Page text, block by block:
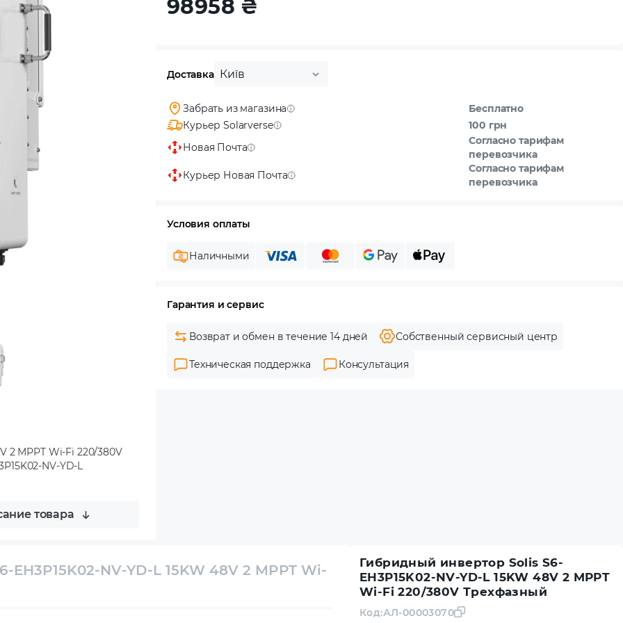
2 MPPT Wi-Fi 220/380V
NV-YD-L
товара
98958 ₴
Доставка Київ
Забрать из магазина
Бесплатно
Курьер Solarverse
100 грн
Новая Почта
Согласно тарифам
перевозчика
Курьер Новая Почта
Согласно тарифам
перевозчика
Условия оплаты
Наличными
Гарантия и сервис
Возврат и обмен в течение 14 дней Собственный сервисный центр
Техническая поддержка Консультация
NV-YD-L 15KW 48V 2 MPPT Wi-
Гибридный инвертор Solis S6-
EH3P15K02-NV-YD-L 15KW 48V 2 MPPT
Wi-Fi 220/380V Трехфазный
Код:АЛ-00003070